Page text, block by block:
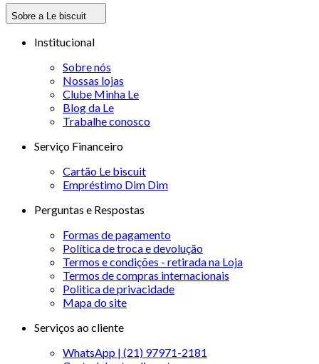
Sobre a Le biscuit
Institucional
Sobre nós
Nossas lojas
Clube Minha Le
Blog da Le
Trabalhe conosco
Serviço Financeiro
Cartão Le biscuit
Empréstimo Dim Dim
Perguntas e Respostas
Formas de pagamento
Política de troca e devolução
Termos e condições - retirada na Loja
Termos de compras internacionais
Politica de privacidade
Mapa do site
Serviços ao cliente
WhatsApp | (21) 97971-2181